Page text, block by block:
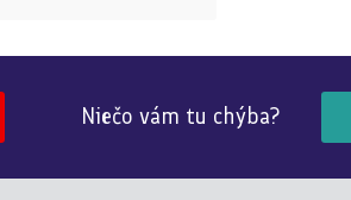
Niečo vám tu chýba?